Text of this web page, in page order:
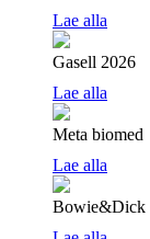
Lae alla
Gasell 2026
Lae alla
Meta biomed
Lae alla
Bowie&Dick